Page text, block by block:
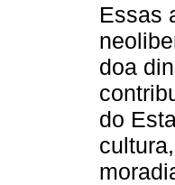
Essas
doa
do